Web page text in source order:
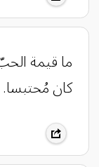
‏ما قيمة
كان مُحتبسا.